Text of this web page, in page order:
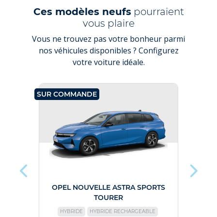
Ces modèles neufspourraient
vous plaire
Vous ne trouvez pas votre bonheur parmi
nos véhicules disponibles ? Configurez
votre voiture idéale.
SUR COMMANDE
OPEL NOUVELLE ASTRA SPORTS
TOURER
HYBRIDE
HYBRIDE RECHARGEABLE